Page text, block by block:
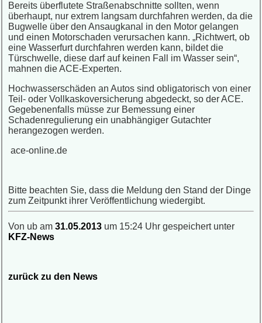
Bereits überflutete Straßenabschnitte sollten, wenn
überhaupt, nur extrem langsam durchfahren werden, da die
Bugwelle über den Ansaugkanal in den Motor gelangen
und einen Motorschaden verursachen kann. „Richtwert, ob
eine Wasserfurt durchfahren werden kann, bildet die
Türschwelle, diese darf auf keinen Fall im Wasser sein“,
mahnen die ACE-Experten.
Hochwasserschäden an Autos sind obligatorisch von einer
Teil- oder Vollkaskoversicherung abgedeckt, so der ACE.
Gegebenenfalls müsse zur Bemessung einer
Schadenregulierung ein unabhängiger Gutachter
herangezogen werden.
ace-online.de
Bitte beachten Sie, dass die Meldung den Stand der Dinge
zum Zeitpunkt ihrer Veröffentlichung wiedergibt.
Von ub am 31.05.2013 um 15:24 Uhr gespeichert unter
KFZ-News
zurück zu den News